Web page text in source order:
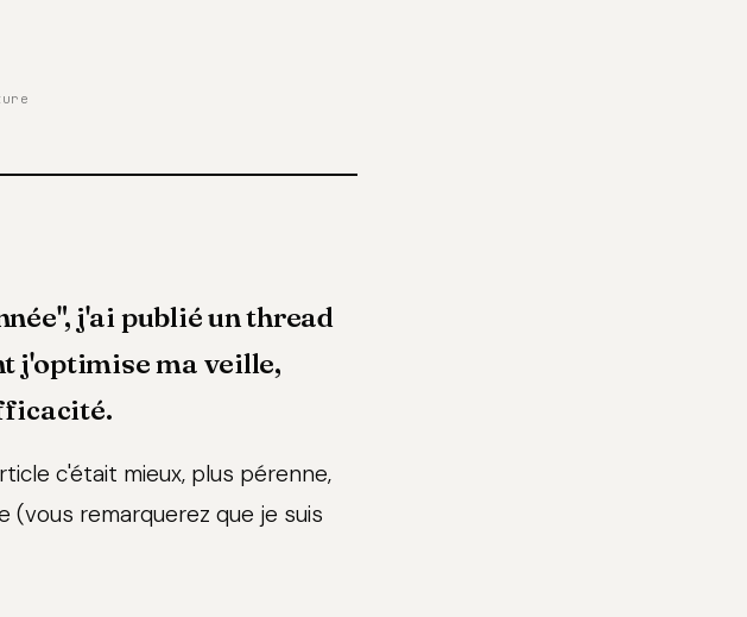
j'ai publié un thread
j'optimise ma veille,
c'était mieux, plus pérenne,
(vous remarquerez que je suis